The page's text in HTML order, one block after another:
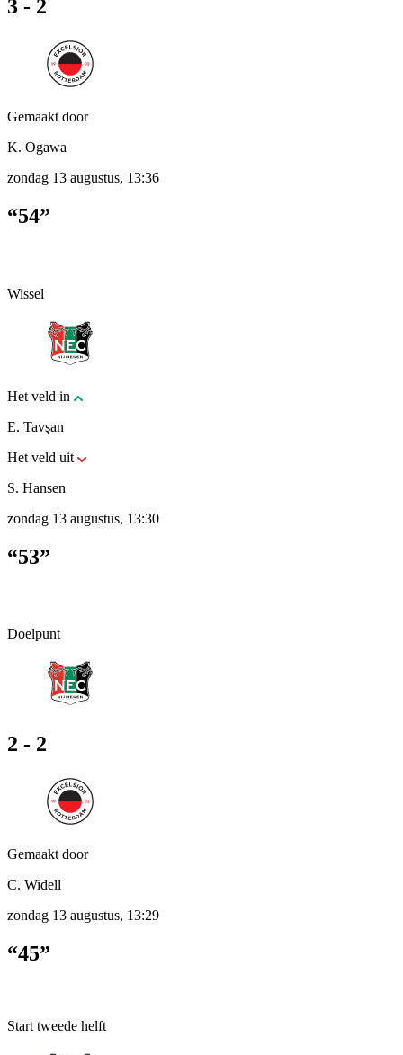
3 - 2
Gemaakt door
K. Ogawa
zondag 13 augustus, 13:36
“54”
Wissel
Het veld in
E. Tavşan
Het veld uit
S. Hansen
zondag 13 augustus, 13:30
“53”
Doelpunt
2 - 2
Gemaakt door
C. Widell
zondag 13 augustus, 13:29
“45”
Start tweede helft